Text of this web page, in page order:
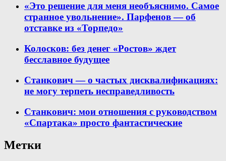
«Это решение для меня необъяснимо. Самое
странное увольнение». Парфенов — об
отставке из «Торпедо»
Колосков: без денег «Ростов» ждет
бесславное будущее
Станкович — о частых дисквалификациях:
не могу терпеть несправедливость
Станкович: мои отношения с руководством
«Спартака» просто фантастические
Метки